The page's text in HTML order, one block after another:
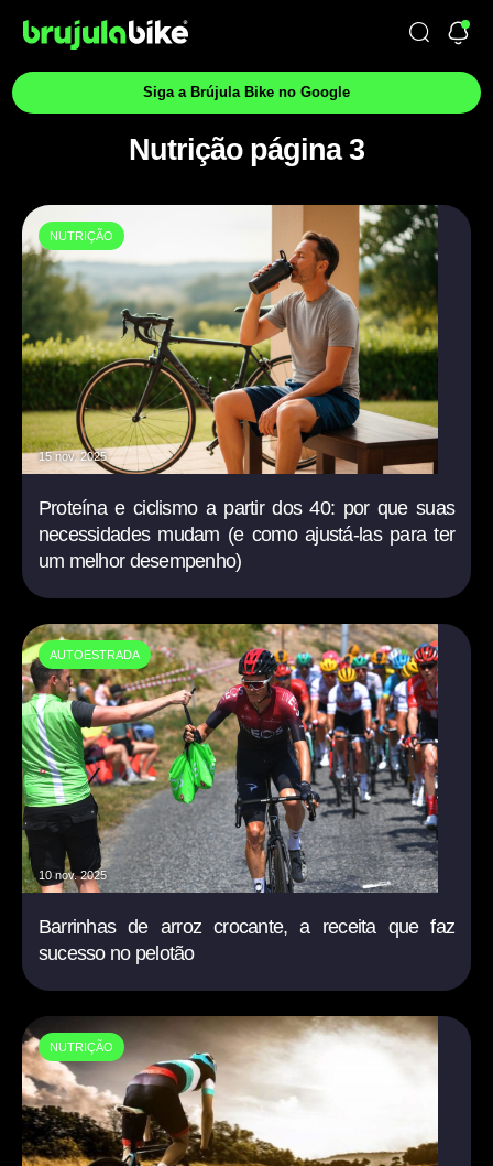
Siga a Brújula Bike no Google
Nutrição página 3
NUTRIÇÃO
15 nov. 2025
Proteína e ciclismo a partir dos 40: por que suas
necessidades mudam (e como ajustá-las para ter
um melhor desempenho)
AUTOESTRADA
10 nov. 2025
Barrinhas de arroz crocante, a receita que faz
sucesso no pelotão
NUTRIÇÃO